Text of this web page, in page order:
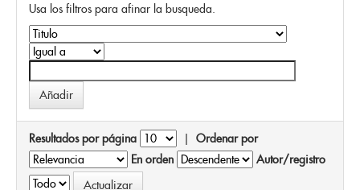
Usa los filtros para afinar la busqueda.
Resultados por página | Ordenar por
En orden
Autor/registro